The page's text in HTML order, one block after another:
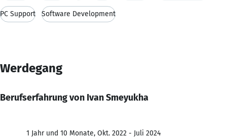
PC Support Software Development
Werdegang
Berufserfahrung von Ivan Smeyukha
1 Jahr und 10 Monate, Okt. 2022 - Juli 2024